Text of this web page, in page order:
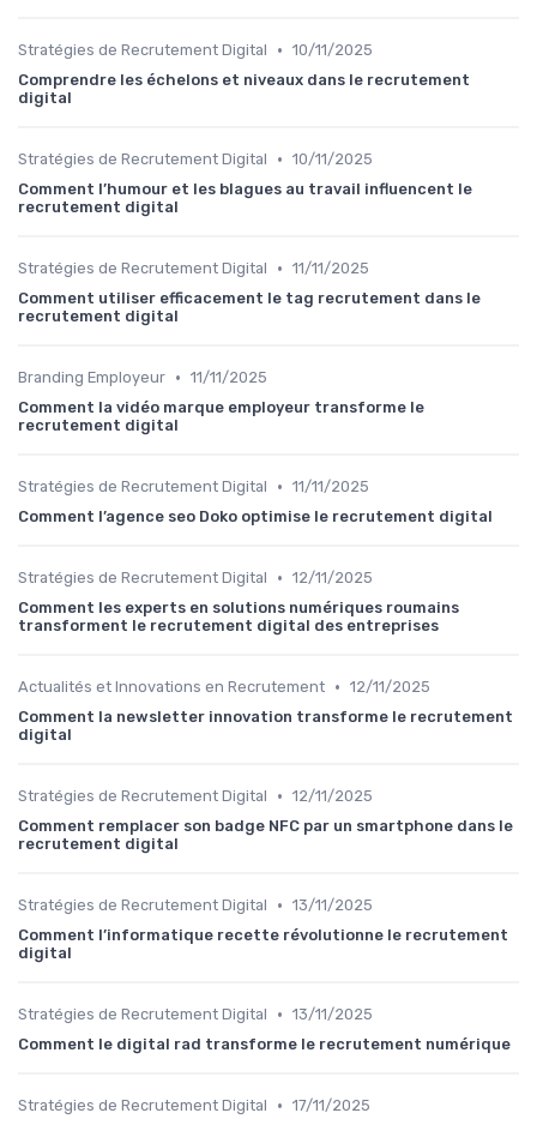
Stratégies de Recrutement Digital • 10/11/2025
Comprendre les échelons et niveaux dans le recrutement
digital
Stratégies de Recrutement Digital • 10/11/2025
Comment l’humour et les blagues au travail influencent le
recrutement digital
Stratégies de Recrutement Digital • 11/11/2025
Comment utiliser efficacement le tag recrutement dans le
recrutement digital
Branding Employeur • 11/11/2025
Comment la vidéo marque employeur transforme le
recrutement digital
Stratégies de Recrutement Digital • 11/11/2025
Comment l’agence seo Doko optimise le recrutement digital
Stratégies de Recrutement Digital • 12/11/2025
Comment les experts en solutions numériques roumains
transforment le recrutement digital des entreprises
Actualités et Innovations en Recrutement • 12/11/2025
Comment la newsletter innovation transforme le recrutement
digital
Stratégies de Recrutement Digital • 12/11/2025
Comment remplacer son badge NFC par un smartphone dans le
recrutement digital
Stratégies de Recrutement Digital • 13/11/2025
Comment l’informatique recette révolutionne le recrutement
digital
Stratégies de Recrutement Digital • 13/11/2025
Comment le digital rad transforme le recrutement numérique
Stratégies de Recrutement Digital • 17/11/2025